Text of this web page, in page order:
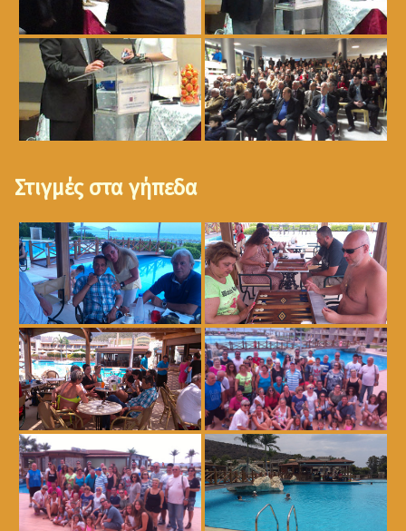
Στιγμές στα γήπεδα